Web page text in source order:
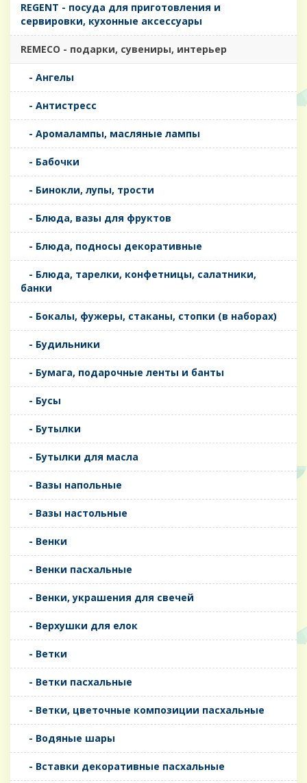
REGENT - посуда для приготовления и
сервировки, кухонные аксессуары
REMECO - подарки, сувениры, интерьер
- Ангелы
- Антистресс
- Аромалампы, масляные лампы
- Бабочки
- Бинокли, лупы, трости
- Блюда, вазы для фруктов
- Блюда, подносы декоративные
- Блюда, тарелки, конфетницы, салатники,
банки
- Бокалы, фужеры, стаканы, стопки (в наборах)
- Будильники
- Бумага, подарочные ленты и банты
- Бусы
- Бутылки
- Бутылки для масла
- Вазы напольные
- Вазы настольные
- Венки
- Венки пасхальные
- Венки, украшения для свечей
- Верхушки для елок
- Ветки
- Ветки пасхальные
- Ветки, цветочные композиции пасхальные
- Водяные шары
- Вставки декоративные пасхальные